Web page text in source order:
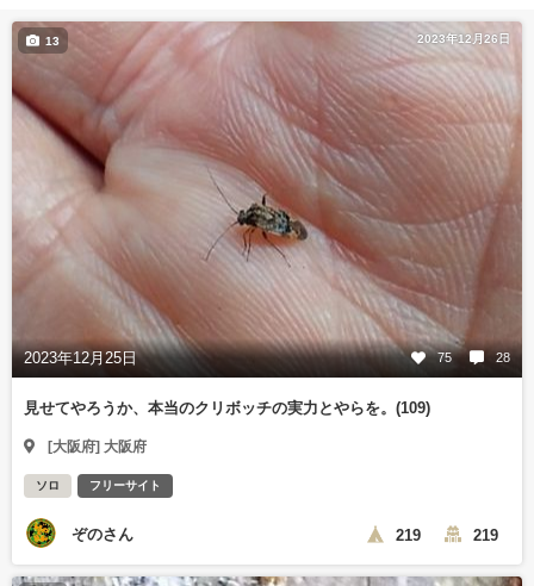
2023年12月26日
2023年12月25日 75 28
13
見せてやろうか、本当のクリボッチの実力とやらを。(109)
[大阪府] 大阪府
ソロ フリーサイト
ぞのさん 219 219